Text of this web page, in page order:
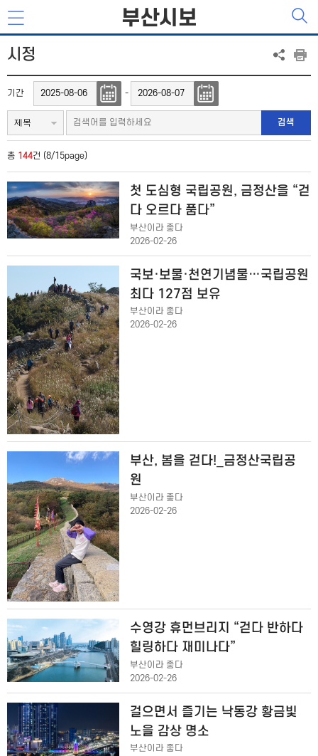
부산시보
시정
기간 -
검색
총 144건 (8/15page)
첫 도심형 국립공원, 금정산을 “걷
다 오르다 품다”
부산이라 좋다
2026-02-26
국보·보물·천연기념물…국립공원
최다 127점 보유
부산이라 좋다
2026-02-26
부산, 봄을 걷다!_금정산국립공
원
부산이라 좋다
2026-02-26
수영강 휴먼브리지 “걷다 반하다
힐링하다 재미나다”
부산이라 좋다
2026-02-26
걸으면서 즐기는 낙동강 황금빛
노을 감상 명소
부산이라 좋다